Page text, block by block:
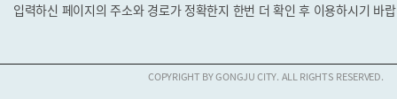
입력하신 페이지의 주소와 경로가 정확한지 한번 더 확인 후 이용하시기 바
COPYRIGHT BY GONGJU CITY. ALL RIGHTS RESERVED.